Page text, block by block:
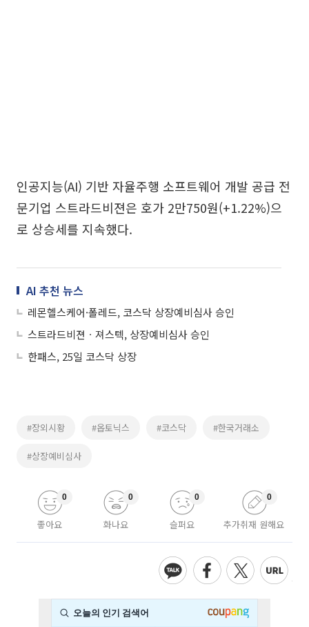
인공지능(AI) 기반 자율주행 소프트웨어 개발 공급 전
문기업 스트라드비젼은 호가 2만750원(+1.22%)으
로 상승세를 지속했다.
AI 추천 뉴스
레몬헬스케어·폴레드, 코스닥 상장예비심사 승인
스트라드비젼ㆍ져스텍, 상장예비심사 승인
한패스, 25일 코스닥 상장
#장외시황 #옵토닉스 #코스닥 #한국거래소
#상장예비심사
좋아요
0
화나요
0
슬퍼요
0
추가취재 원해요
0